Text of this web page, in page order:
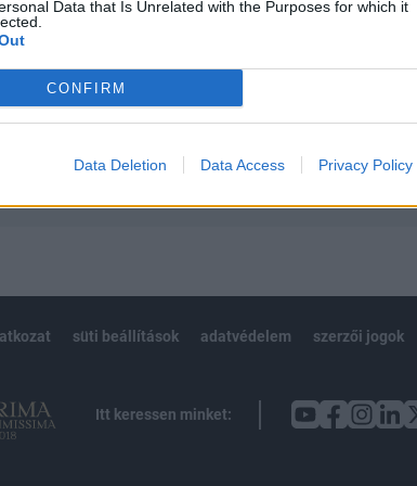
Data that Is Unrelated with the Purposes for which it
CONFIRM
Data Deletion Data Access Privacy Policy
cikkarchívum
elmúlt 2 év napon belüli
Előfizetés
süti beállítások adatvédelem szerzői jogok
Itt keressen minket: